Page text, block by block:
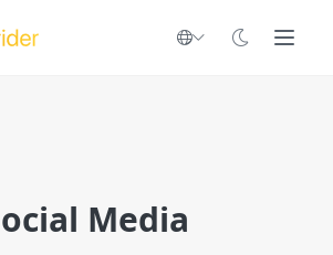
Media